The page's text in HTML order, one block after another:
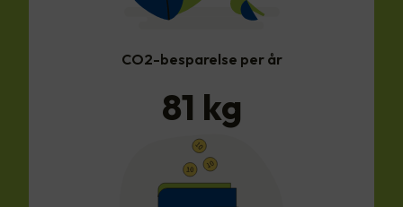
CO2-besparelse per år
81 kg